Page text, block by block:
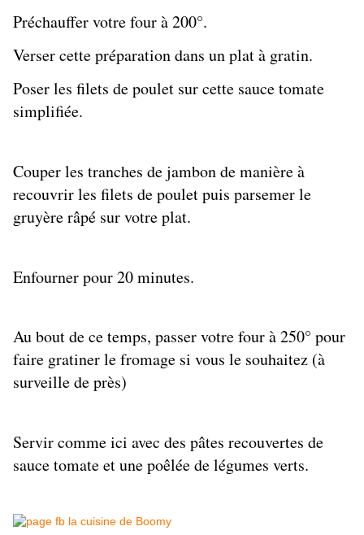
Préchauffer votre four à 200°.
Verser cette préparation dans un plat à gratin.
Poser les filets de poulet sur cette sauce tomate
simplifiée.
Couper les tranches de jambon de manière à
recouvrir les filets de poulet puis parsemer le
gruyère râpé sur votre plat.
Enfourner pour 20 minutes.
Au bout de ce temps, passer votre four à 250° pour
faire gratiner le fromage si vous le souhaitez (à
surveille de près)
Servir comme ici avec des pâtes recouvertes de
sauce tomate et une poêlée de légumes verts.